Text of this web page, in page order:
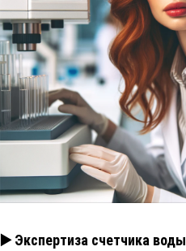
▶️ Экспертиза счетчика воды